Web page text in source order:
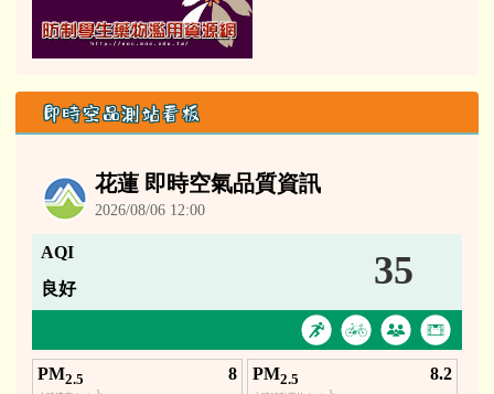
即時空品測站看板